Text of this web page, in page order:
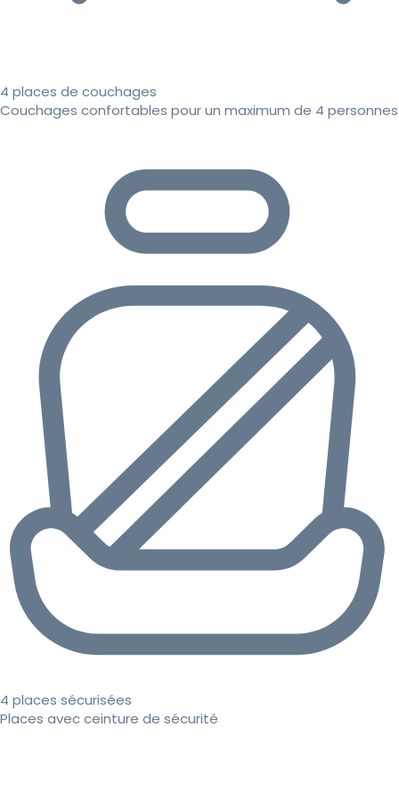
4 places de couchages
Couchages confortables pour un maximum de 4 personnes
4 places sécurisées
Places avec ceinture de sécurité